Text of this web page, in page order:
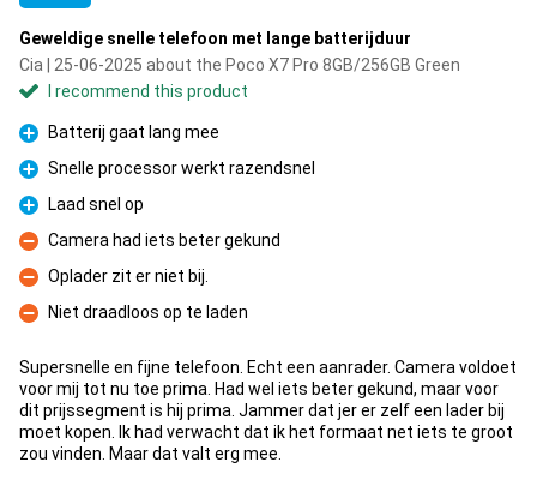
Geweldige snelle telefoon met lange batterijduur
Cia | 25-06-2025 about the Poco X7 Pro 8GB/256GB Green
I recommend this product
Pro
Batterij gaat lang mee
Pro
Snelle processor werkt razendsnel
Pro
Laad snel op
Con
Camera had iets beter gekund
Con
Oplader zit er niet bij.
Con
Niet draadloos op te laden
Supersnelle en fijne telefoon. Echt een aanrader. Camera voldoet
voor mij tot nu toe prima. Had wel iets beter gekund, maar voor
dit prijssegment is hij prima. Jammer dat jer er zelf een lader bij
moet kopen. Ik had verwacht dat ik het formaat net iets te groot
zou vinden. Maar dat valt erg mee.